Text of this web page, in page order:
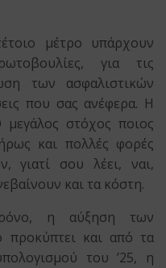
μέτρο υπάρχουν
για τις
των ασφαλιστικών
που σας ανέφερα. Η
μεγάλος στόχος ποιος
και πολλές φορές
γιατί σου λέει, ναι,
και τα κόστη.
η αύξηση των
προκύπτει και από τα
του ’25, η